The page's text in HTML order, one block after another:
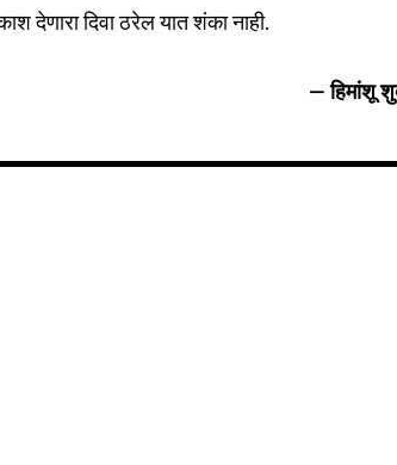
देणारा दिवा ठरेल यात शंका नाही.
– हिमांशू